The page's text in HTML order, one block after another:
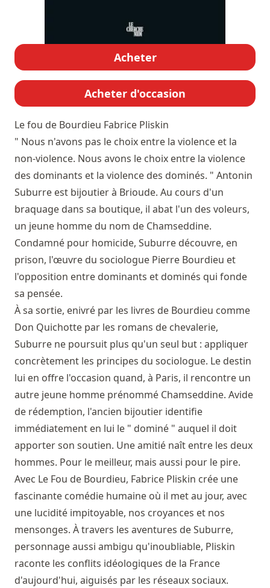
Acheter
Acheter d'occasion
Le fou de Bourdieu Fabrice Pliskin
" Nous n'avons pas le choix entre la violence et la
non-violence. Nous avons le choix entre la violence
des dominants et la violence des dominés. " Antonin
Suburre est bijoutier à Brioude. Au cours d'un
braquage dans sa boutique, il abat l'un des voleurs,
un jeune homme du nom de Chamseddine.
Condamné pour homicide, Suburre découvre, en
prison, l'œuvre du sociologue Pierre Bourdieu et
l'opposition entre dominants et dominés qui fonde
sa pensée.
À sa sortie, enivré par les livres de Bourdieu comme
Don Quichotte par les romans de chevalerie,
Suburre ne poursuit plus qu'un seul but : appliquer
concrètement les principes du sociologue. Le destin
lui en offre l'occasion quand, à Paris, il rencontre un
autre jeune homme prénommé Chamseddine. Avide
de rédemption, l'ancien bijoutier identifie
immédiatement en lui le " dominé " auquel il doit
apporter son soutien. Une amitié naît entre les deux
hommes. Pour le meilleur, mais aussi pour le pire.
Avec Le Fou de Bourdieu, Fabrice Pliskin crée une
fascinante comédie humaine où il met au jour, avec
une lucidité impitoyable, nos croyances et nos
mensonges. À travers les aventures de Suburre,
personnage aussi ambigu qu'inoubliable, Pliskin
raconte les conflits idéologiques de la France
d'aujourd'hui, aiguisés par les réseaux sociaux.